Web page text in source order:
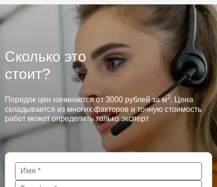
Сколько это
стоит?
Порядок цен начинается от 3000 рублей за м2. Цена
складывается из многих факторов и точную стоимость
работ может определить только эксперт